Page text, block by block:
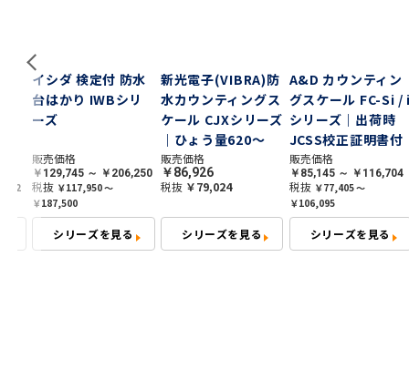
イシダ 検定付 防水
台はかり IWBシリ
ーズ
販売価格
￥129,745 ～ ￥206,250
税抜￥117,950 ～
￥187,500
シリーズを見る
新光電子(VIBRA)防
水カウンティングス
ケール CJXシリーズ
｜ひょう量620～
15,000g最小表示
0.01g～1g
販売価格
￥86,926
税抜￥79,024
シリーズを見る
A&D カウンティン
グスケール FC-Si / i
シリーズ｜出荷時
JCSS校正証明書付
｜最小表示0.02g～
5g ひょう量0.5㎏～
50㎏
販売価格
￥85,145 ～ ￥116,704
税抜￥77,405 ～
￥106,095
シリーズを見る